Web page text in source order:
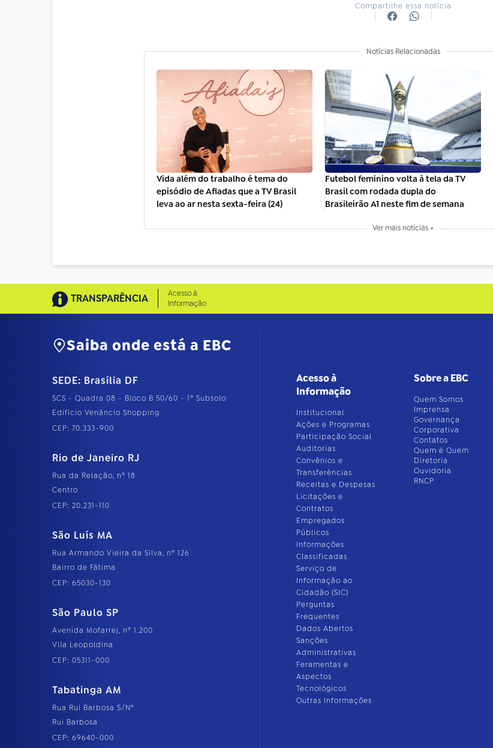
Compartilhe essa notícia
Notícias Relacionadas
Vida além do trabalho é tema do
episódio de Afiadas que a TV Brasil
leva ao ar nesta sexta-feira (24)
Futebol feminino volta à tela da TV
Brasil com rodada dupla do
Brasileirão A1 neste fim de semana
Ver mais notícias +
TRANSPARÊNCIA
Acesso à
Informação
Saiba onde está a EBC
SEDE: Brasília DF
SCS - Quadra 08 - Bloco B 50/60 - 1º Subsolo
Edifício Venâncio Shopping
CEP: 70.333-900
Rio de Janeiro RJ
Rua da Relação, nº 18
Centro
CEP: 20.231-110
São Luís MA
Rua Armando Vieira da Silva, nº 126
Bairro de Fátima
CEP: 65030-130
São Paulo SP
Avenida Mofarrej, nº 1.200
Vila Leopoldina
CEP: 05311-000
Tabatinga AM
Rua Rui Barbosa S/Nº
Rui Barbosa
CEP: 69640-000
Acesso à
Informação
Institucional
Ações e Programas
Participação Social
Auditorias
Convênios e
Transferências
Receitas e Despesas
Licitações e
Contratos
Empregados
Públicos
Informações
Classificadas
Serviço de
Informação ao
Cidadão (SIC)
Perguntas
Frequentes
Dados Abertos
Sanções
Administrativas
Feramentas e
Aspectos
Tecnológicos
Outras Informações
Sobre a EBC
Quem Somos
Imprensa
Governança
Corporativa
Contatos
Quem é Quem
Diretoria
Ouvidoria
RNCP